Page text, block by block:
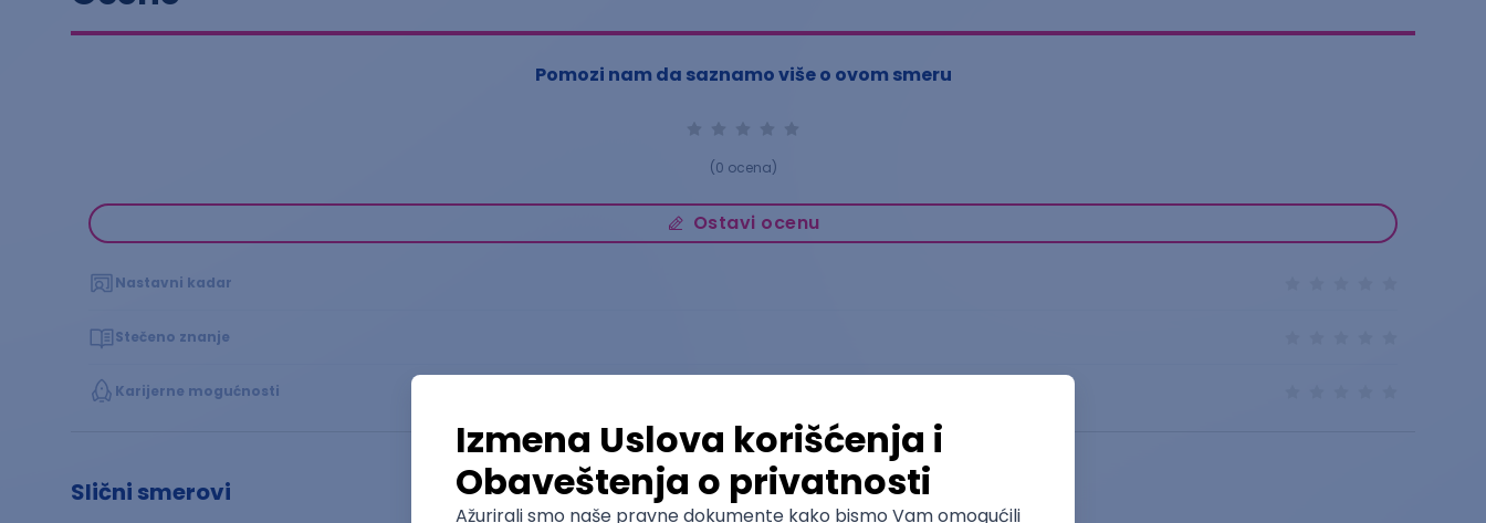
Pomozi nam da saznamo više o ovom smeru
(0 ocena)
Ostavi ocenu
Nastavni kadar
Stečeno znanje
Karijerne mogućnosti
Slični smerovi